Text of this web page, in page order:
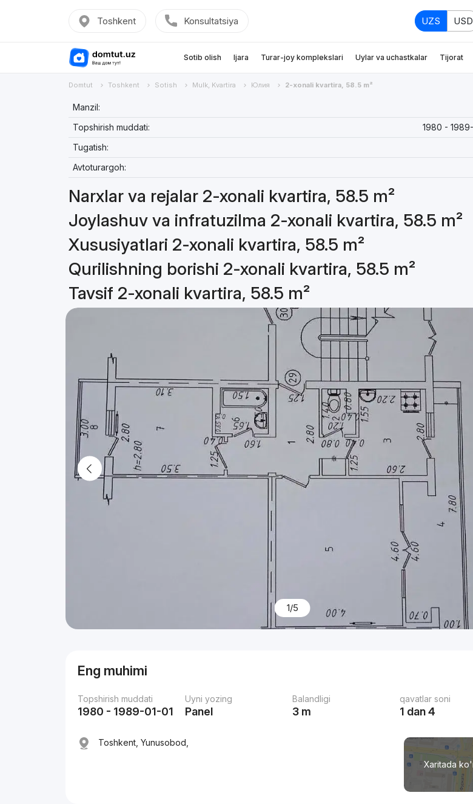
Toshkent Konsultatsiya UZS USD
Sotib olish Ijara Turar-joy komplekslari Uylar va uchastkalar Tijorat
Domtut Toshkent Sotish Mulk, Kvartira Юлия 2-xonali kvartira, 58.5 m²
Manzil:
Topshirish muddati:
1980 -
Tugatish:
Avtoturargoh:
Narxlar va rejalar 2-xonali kvartira, 58.5 m²
Joylashuv va infratuzilma 2-xonali kvartira, 58.5 m²
Xususiyatlari 2-xonali kvartira, 58.5 m²
Qurilishning borishi 2-xonali kvartira, 58.5 m²
Tavsif 2-xonali kvartira, 58.5 m²
1/5
Eng muhimi
Topshirish muddati
1980 - 1989-01-01
Uyni yozing
Panel
Balandligi
3 m
qavatlar soni
1 dan 4
Xaritada
Toshkent, Yunusobod,